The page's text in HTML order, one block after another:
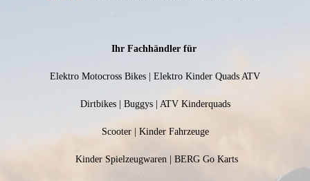
Ihr Fachhändler für
Elektro Motocross Bikes | Elektro Kinder Quads ATV
Dirtbikes | Buggys | ATV Kinderquads
Scooter | Kinder Fahrzeuge
Kinder Spielzeugwaren | BERG Go Karts